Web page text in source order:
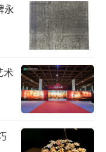
珠纹长柄圆舌铜
成分和物质组
国科学院大学考
研团队对铜盒残
质组成分析。
永
术